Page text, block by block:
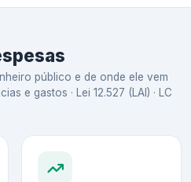
público e de onde ele vem
e gastos · Lei 12.527 (LAI) · LC